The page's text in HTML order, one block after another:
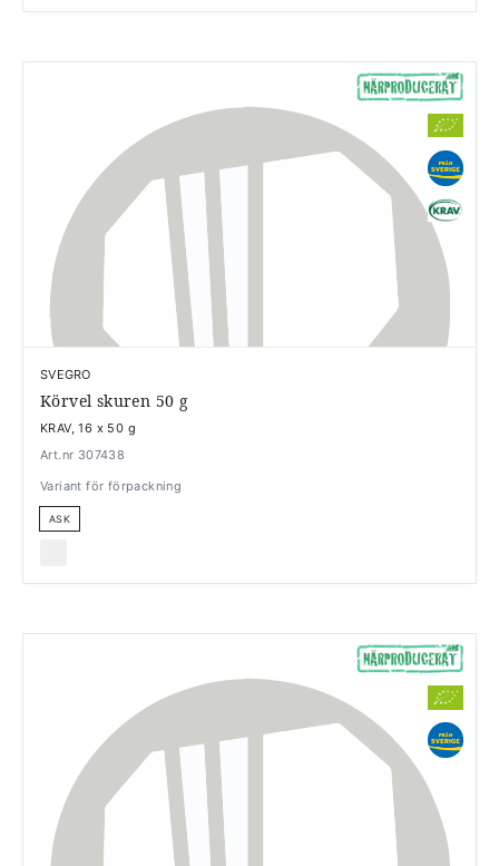
SVEGRO
Körvel skuren 50 g
KRAV, 16 x 50 g
Art.nr 307438
Variant för förpackning
ASK